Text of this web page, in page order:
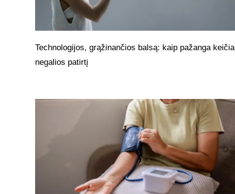
Technologijos, grąžinančios balsą: kaip pažanga keičia
negalios patirtį